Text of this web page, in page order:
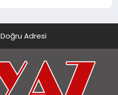
Adresi